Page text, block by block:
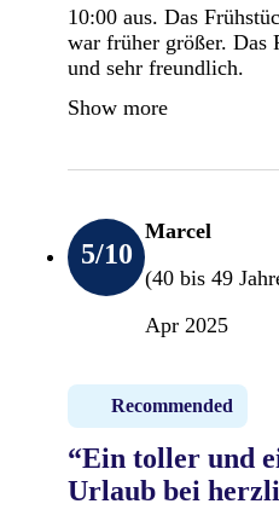
10:00 aus. Das
war früher größer. Das
und sehr freundlich.
Show more
5/10
Marcel
(40 bis 49
Apr 2025
Recommended
“Ein toller und
Urlaub bei